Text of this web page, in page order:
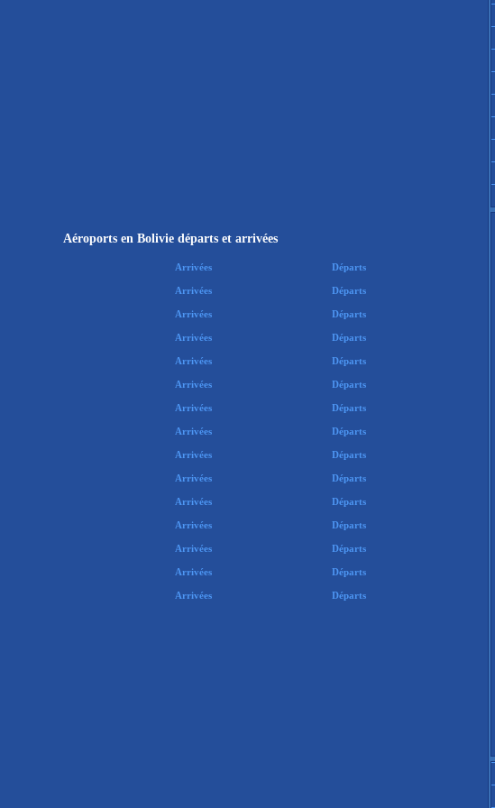
Aéroports en Bolivie départs et arrivées
Arrivées Départs
Arrivées Départs
Arrivées Départs
Arrivées Départs
Arrivées Départs
Arrivées Départs
Arrivées Départs
Arrivées Départs
Arrivées Départs
Arrivées Départs
Arrivées Départs
Arrivées Départs
Arrivées Départs
Arrivées Départs
Arrivées Départs